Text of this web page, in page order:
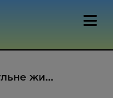
Модульне житло та сонячна гене...